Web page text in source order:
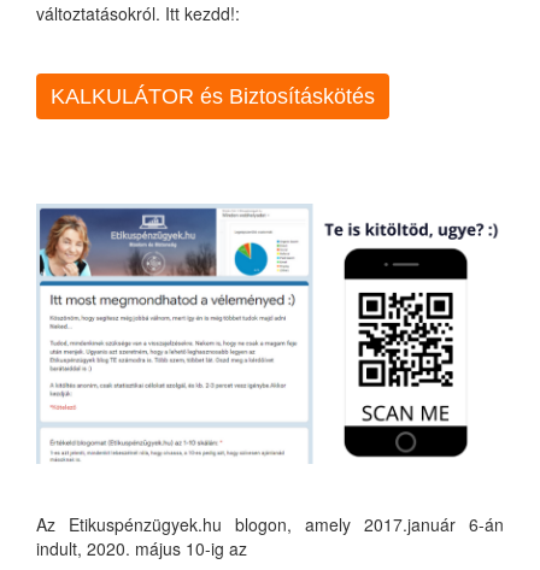
változtatásokról. Itt kezdd!:
KALKULÁTOR és Biztosításkötés
Az Etikuspénzügyek.hu blogon, amely 2017.január 6-án
indult, 2020. május 10-ig az